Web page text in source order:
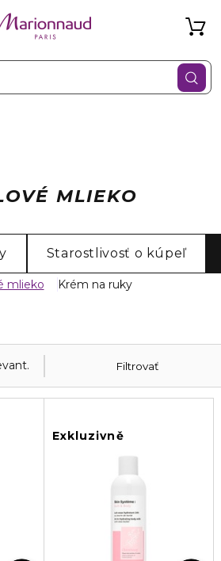
MLIEKO
Starostlivosť o kúpeľ
mlieko Krém na ruky
Filtrovať
Exkluzivně